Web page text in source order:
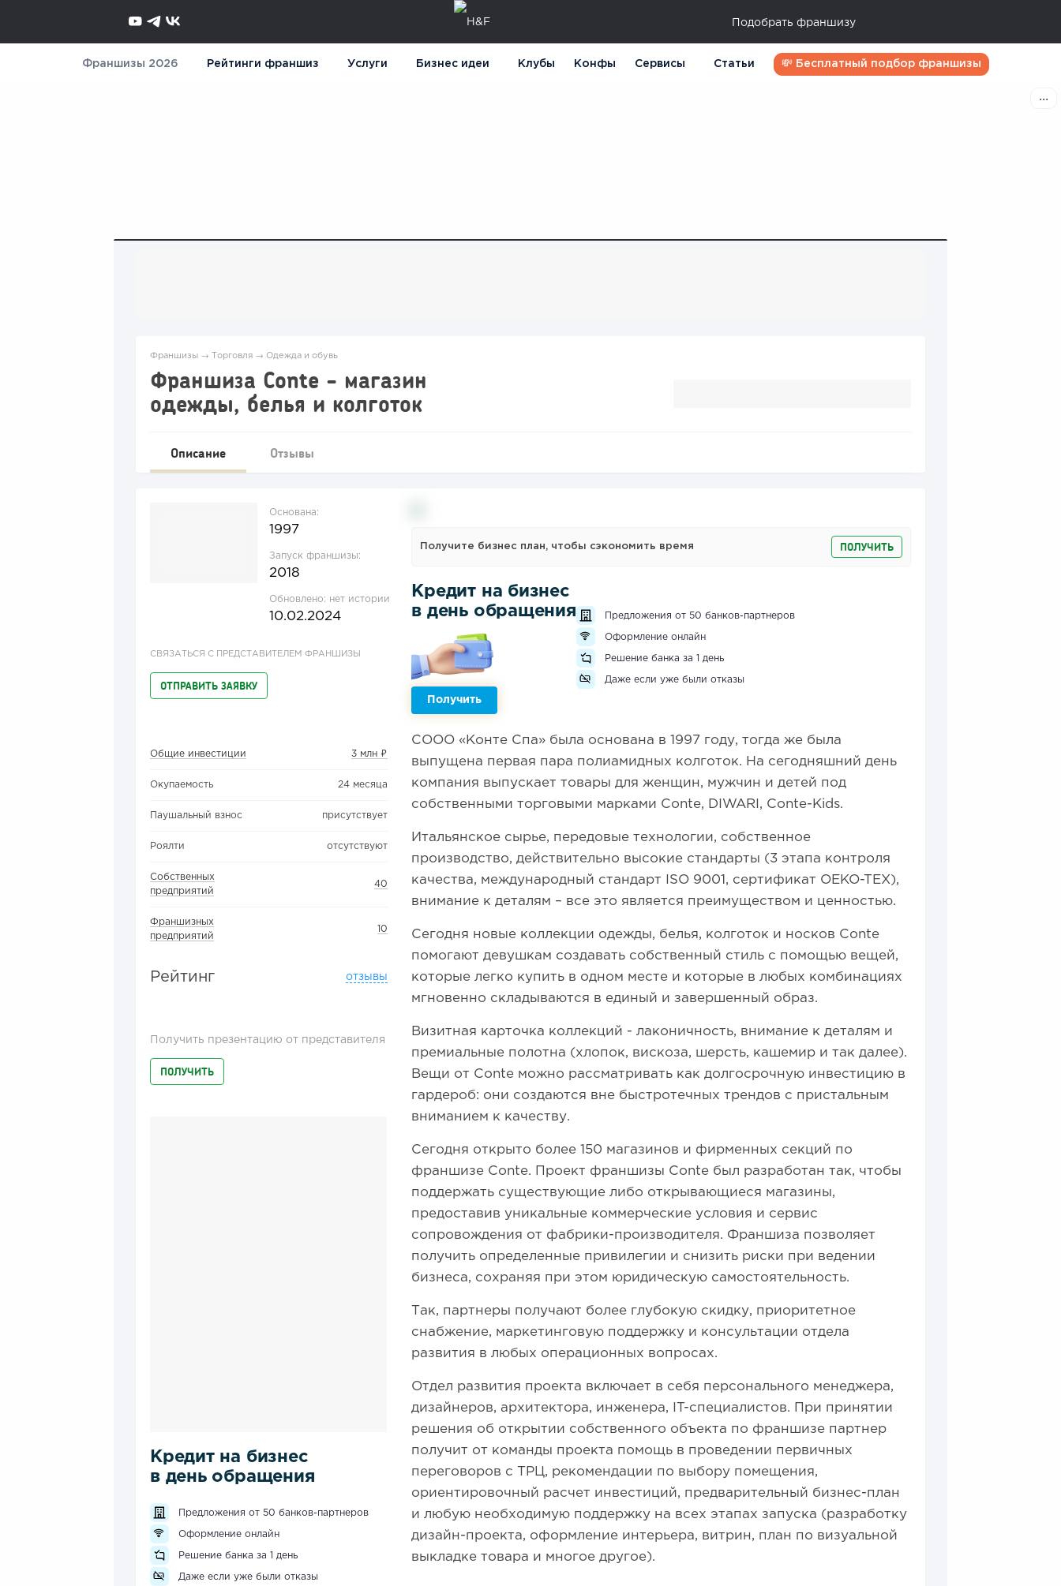
Подобрать франшизу
Франшизы 2026 Рейтинги франшиз Услуги Бизнес идеи Клубы Конфы Сервисы Статьи 💸 Бесплатный подбор франшизы
Франшизы → Торговля → Одежда и обувь
Франшиза Conte - магазин
одежды, белья и колготок
Описание Отзывы
Основана:
1997
Запуск франшизы:
2018
Обновлено: нет истории
10.02.2024
СВЯЗАТЬСЯ С ПРЕДСТАВИТЕЛЕМ ФРАНШИЗЫ
ОТПРАВИТЬ ЗАЯВКУ
Общие инвестиции 3 млн ₽
Окупаемость 24 месяца
Паушальный взнос присутствует
Роялти отсутствуют
Собственных
предприятий
40
Франшизных
предприятий
10
Рейтинг отзывы
Получить презентацию от представителя
ПОЛУЧИТЬ
Кредит на бизнес
в день обращения
Предложения от 50 банков-партнеров
Оформление онлайн
Решение банка за 1 день
Даже если уже были отказы
Получите бизнес план, чтобы сэкономить время ПОЛУЧИТЬ
Кредит на бизнес
в день обращения
Получить
Предложения от 50 банков-партнеров
Оформление онлайн
Решение банка за 1 день
Даже если уже были отказы
СООО «Конте Спа» была основана в 1997 году, тогда же была
выпущена первая пара полиамидных колготок. На сегодняшний день
компания выпускает товары для женщин, мужчин и детей под
собственными торговыми марками Conte, DIWARI, Conte-Kids.
Итальянское сырье, передовые технологии, собственное
производство, действительно высокие стандарты (3 этапа контроля
качества, международный стандарт ISO 9001, сертификат OEKO-TEX),
внимание к деталям – все это является преимуществом и ценностью.
Сегодня новые коллекции одежды, белья, колготок и носков Contе
помогают девушкам создавать собственный стиль с помощью вещей,
которые легко купить в одном месте и которые в любых комбинациях
мгновенно складываются в единый и завершенный образ.
Визитная карточка коллекций - лаконичность, внимание к деталям и
премиальные полотна (хлопок, вискоза, шерсть, кашемир и так далее).
Вещи от Conte можно рассматривать как долгосрочную инвестицию в
гардероб: они создаются вне быстротечных трендов с пристальным
вниманием к качеству.
Сегодня открыто более 150 магазинов и фирменных секций по
франшизе Conte. Проект франшизы Conte был разработан так, чтобы
поддержать существующие либо открывающиеся магазины,
предоставив уникальные коммерческие условия и сервис
сопровождения от фабрики-производителя. Франшиза позволяет
получить определенные привилегии и снизить риски при ведении
бизнеса, сохраняя при этом юридическую самостоятельность.
Так, партнеры получают более глубокую скидку, приоритетное
снабжение, маркетинговую поддержку и консультации отдела
развития в любых операционных вопросах.
Отдел развития проекта включает в себя персонального менеджера,
дизайнеров, архитектора, инженера, IT-специалистов. При принятии
решения об открытии собственного объекта по франшизе партнер
получит от команды проекта помощь в проведении первичных
переговоров с ТРЦ, рекомендации по выбору помещения,
ориентировочный расчет инвестиций, предварительный бизнес-план
и любую необходимую поддержку на всех этапах запуска (разработку
дизайн-проекта, оформление интерьера, витрин, план по визуальной
выкладке товара и многое другое).